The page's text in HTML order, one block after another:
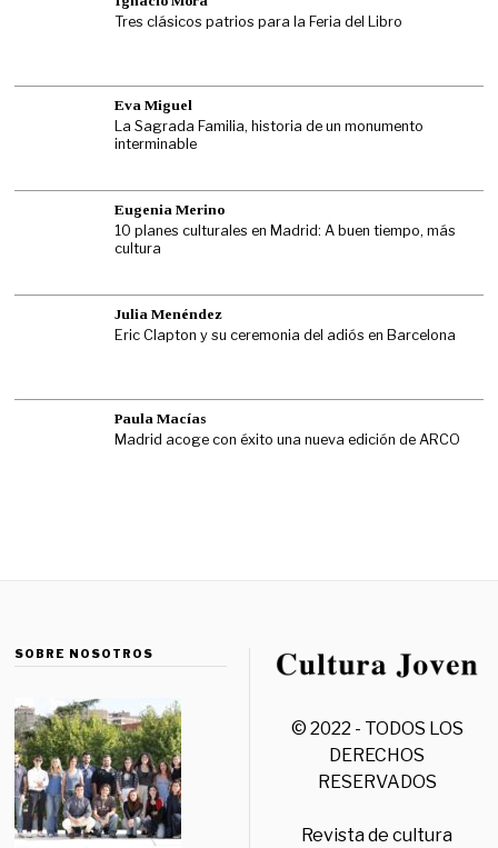
Tres clásicos patrios para la Feria del Libro
Eva Miguel
La Sagrada Familia, historia de un monumento
interminable
Eugenia Merino
10 planes culturales en Madrid: A buen tiempo, más
cultura
Julia Menéndez
Eric Clapton y su ceremonia del adiós en Barcelona
Paula Macías
Madrid acoge con éxito una nueva edición de ARCO
SOBRE NOSOTROS
© 2022 - TODOS LOS
DERECHOS
RESERVADOS
Revista de cultura